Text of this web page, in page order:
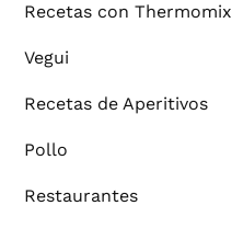
Recetas con Thermomix
Vegui
Recetas de Aperitivos
Pollo
Restaurantes